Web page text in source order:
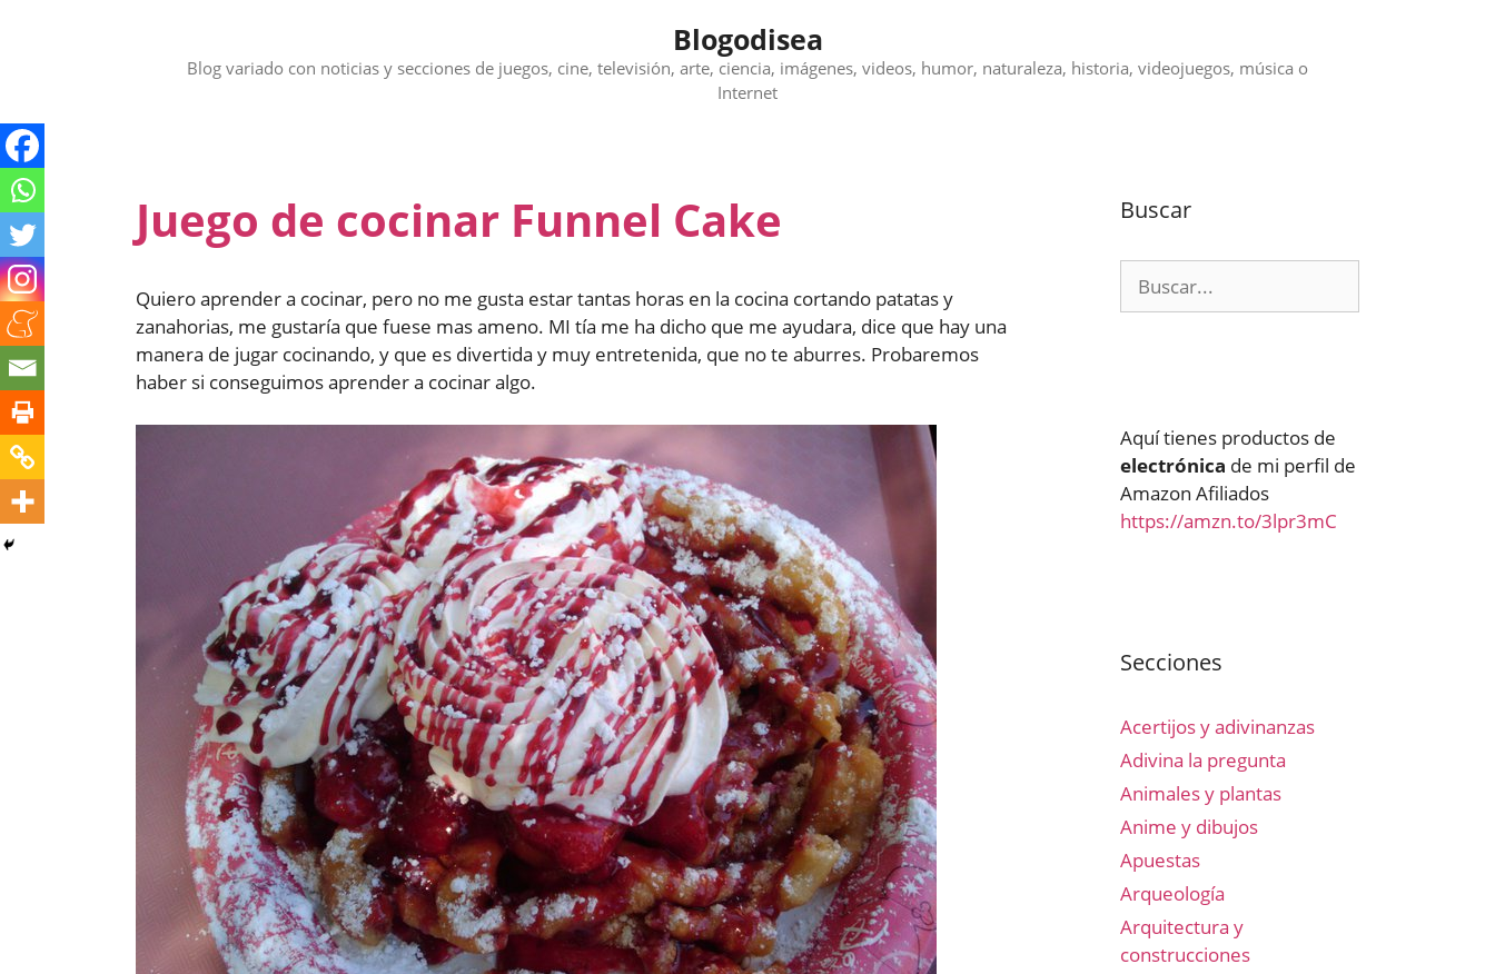
Blogodisea
Blog variado con noticias y secciones de juegos, cine, televisión, arte, ciencia, imágenes, videos, humor, naturaleza, historia, videojuegos, música o
Internet
Juego de cocinar Funnel Cake
Quiero aprender a cocinar, pero no me gusta estar tantas horas en la cocina cortando patatas y
zanahorias, me gustaría que fuese mas ameno. MI tía me ha dicho que me ayudara, dice que hay una
manera de jugar cocinando, y que es divertida y muy entretenida, que no te aburres. Probaremos
haber si conseguimos aprender a cocinar algo.
Buscar
Aquí tienes productos de
electrónica de mi perfil de
Amazon Afiliados
https://amzn.to/3lpr3mC
Secciones
Acertijos y adivinanzas
Adivina la pregunta
Animales y plantas
Anime y dibujos
Apuestas
Arqueología
Arquitectura y
construcciones